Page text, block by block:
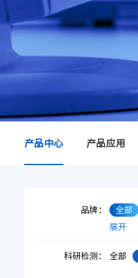
产品中心 产品应用
品牌： 全部
展开
科研检测： 全部